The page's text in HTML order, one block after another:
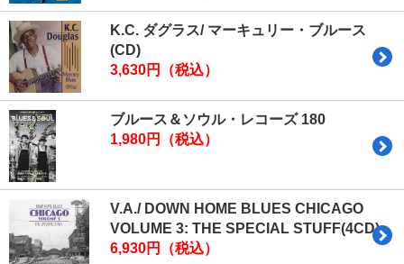
K.C. ダグラス/ マーキュリー・ブルース
(CD)
3,630円（税込）
ブルース＆ソウル・レコーズ 180
1,980円（税込）
V.A./ DOWN HOME BLUES CHICAGO
VOLUME 3: THE SPECIAL STUFF(4CD)
6,930円（税込）